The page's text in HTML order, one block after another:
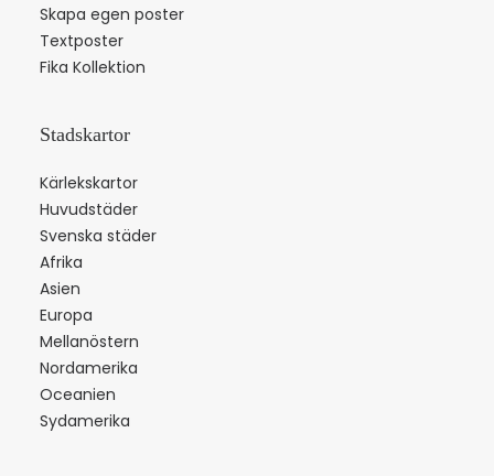
Skapa egen poster
Textposter
Fika Kollektion
Stadskartor
Kärlekskartor
Huvudstäder
Svenska städer
Afrika
Asien
Europa
Mellanöstern
Nordamerika
Oceanien
Sydamerika